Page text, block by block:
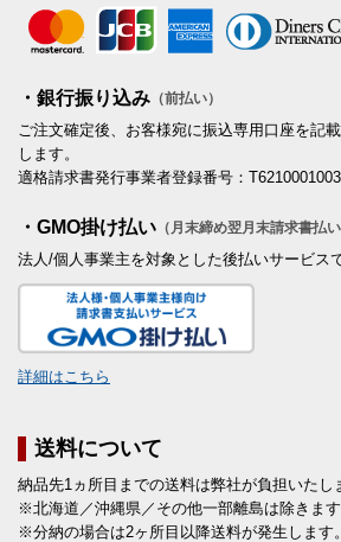
・銀行振り込み （前払い）
ご注文確定後、お客様宛に振込専用口座を記
します。
適格請求書発行事業者登録番号：
・GMO掛け払い （月末締め翌月末請求書払い
法人/個人事業主を対象とした後払いサービスで
詳細はこちら
送料について
納品先1ヵ所目までの送料は弊社が負担いた
※北海道／沖縄県／その他一部離島は除きます
※分納の場合は2ヶ所目以降送料が発生します。